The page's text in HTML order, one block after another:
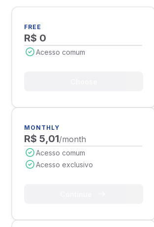
FREE
R$ 0
Acesso comum
MONTHLY
R$ 5,01/month
Acesso comum
Acesso exclusivo